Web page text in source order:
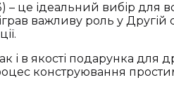
ідеальний вибір для
важливу роль у Другій
в якості подарунка для
конструювання